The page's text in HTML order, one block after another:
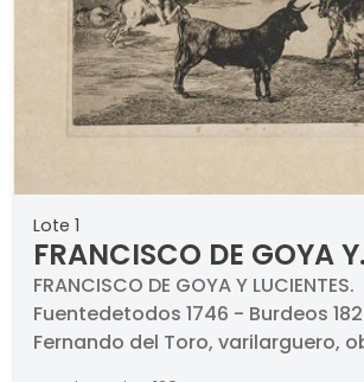
Lote 1
FRANCISCO DE GOYA Y
LUCIENTES - El célebre
Fernando del Toro,
varilarguero,
FRANCISCO DE GOYA Y LUCIENTES.
Fuentedetodos 1746 - Burdeos
Fernando del Toro, varilarguero,